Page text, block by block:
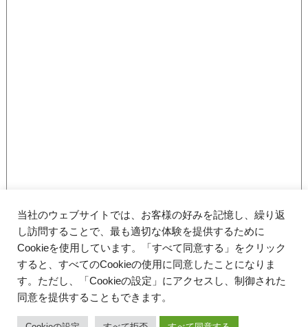
当社のウェブサイトでは、お客様の好みを記憶し、繰り返
し訪問することで、最も適切な体験を提供するために
Cookieを使用しています。「すべて同意する」をクリック
すると、すべてのCookieの使用に同意したことになりま
す。ただし、「Cookieの設定」にアクセスし、制御された
同意を提供することもできます。